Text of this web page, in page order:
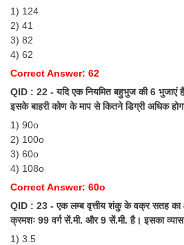
1) 124
2) 41
3) 82
4) 62
Correct Answer: 62
QID : 22 - यदि एक नियमित बहुभुज की 6 भुजाएं
इसके बाहरी कोण के माप से कितने डिग्री अधिक
1) 90o
2) 100o
3) 60o
4) 108o
Correct Answer: 60o
QID : 23 - एक लम्ब वृत्तीय शंकु के वक्र सतह का
क्रमशः 99 वर्ग सें.मी. और 9 सें.मी. है। इसका
1) 3.5